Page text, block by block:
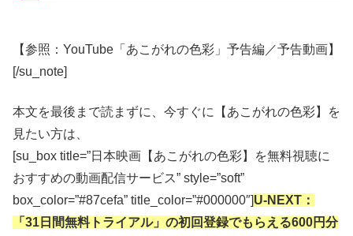
【参照：YouTube「あこがれの色彩」予告編／予告動画】
[/su_note]
本文を最後まで読まずに、今すぐに【あこがれの色彩】を
見たい方は、
[su_box title=”日本映画【あこがれの色彩】を無料視聴に
おすすめの動画配信サービス” style=”soft”
box_color=”#87cefa” title_color=”#000000″]U-NEXT：
「31日間無料トライアル」の初回登録でもらえる600円分